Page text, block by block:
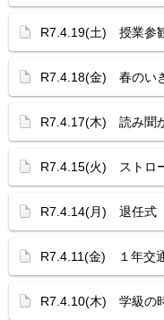
R7.4.19(土) 授業参
R7.4.18(金) 春のい
R7.4.17(木) 読み聞
R7.4.15(火) ストロ
R7.4.14(月) 退任式
R7.4.11(金) １年交
R7.4.10(木) 学級の